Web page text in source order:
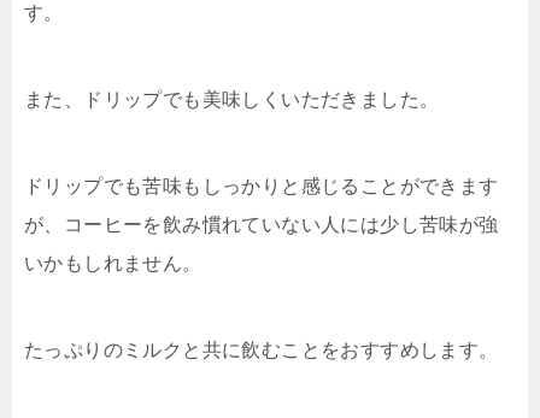
す。
また、ドリップでも美味しくいただきました。
ドリップでも苦味もしっかりと感じることができます
が、コーヒーを飲み慣れていない人には少し苦味が強
いかもしれません。
たっぷりのミルクと共に飲むことをおすすめします。